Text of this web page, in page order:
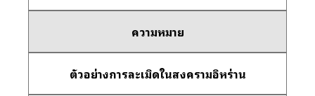
ความหมาย
ตัวอย่างการละเมิดในสงครามอิหร่าน